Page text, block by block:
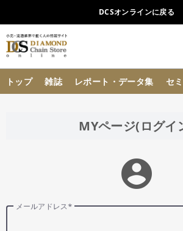
DCSオンラインに戻る
トップ 雑誌 レポート・データ集 セ
MYページ(ログイ
account_circle
メールアドレス